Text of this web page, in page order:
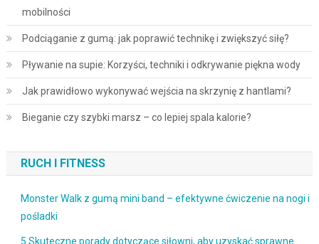
mobilności
Podciąganie z gumą: jak poprawić technikę i zwiększyć siłę?
Pływanie na supie: Korzyści, techniki i odkrywanie piękna wody
Jak prawidłowo wykonywać wejścia na skrzynię z hantlami?
Bieganie czy szybki marsz – co lepiej spala kalorie?
RUCH I FITNESS
Monster Walk z gumą mini band – efektywne ćwiczenie na nogi i
pośladki
5 Skuteczne porady dotyczące siłowni, aby uzyskać sprawne